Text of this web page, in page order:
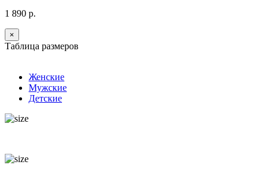
1 890 р.
×
Таблица размеров
Женские
Мужские
Детские